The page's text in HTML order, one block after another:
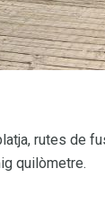
rutes de
quilòmetre.